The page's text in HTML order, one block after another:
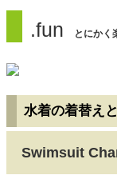
.fun とにかく
水着の着替え
Swimsuit